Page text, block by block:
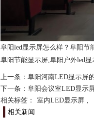
阜阳led显示屏怎么样？阜阳节
阜阳节能显示屏,阜阳户外led显
上一条： 阜阳河南LED显示屏
下一条： 阜阳会议室LED显示
相关标签：
室内LED显示屏 ,
相关新闻